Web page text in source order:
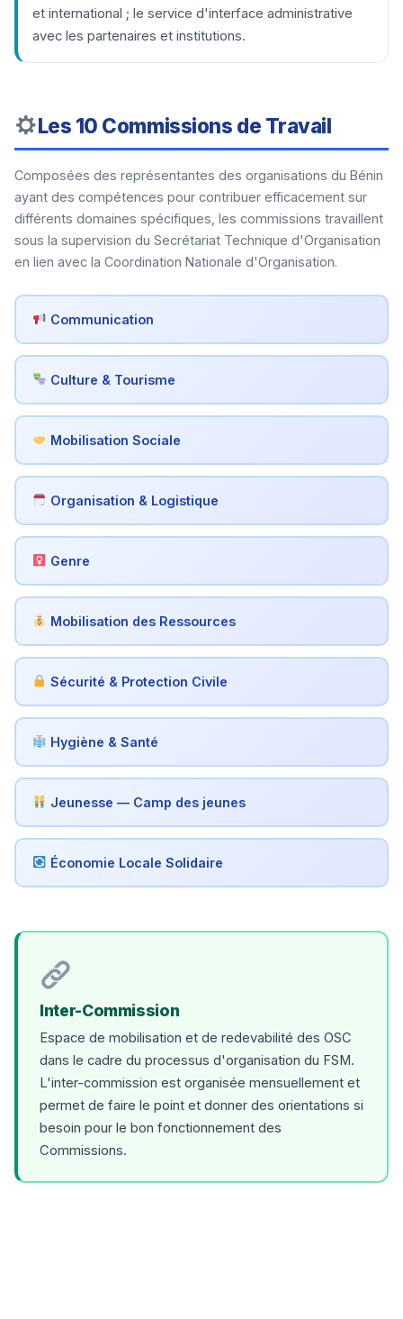
et international ; le service d'interface administrative
avec les partenaires et institutions.
Les 10 Commissions de Travail
Composées des représentantes des organisations du Bénin
ayant des compétences pour contribuer efficacement sur
différents domaines spécifiques, les commissions travaillent
sous la supervision du Secrétariat Technique d'Organisation
en lien avec la Coordination Nationale d'Organisation.
Communication
Culture & Tourisme
Mobilisation Sociale
Organisation & Logistique
Genre
Mobilisation des Ressources
Sécurité & Protection Civile
Hygiène & Santé
Jeunesse — Camp des jeunes
Économie Locale Solidaire
Inter-Commission
Espace de mobilisation et de redevabilité des OSC
dans le cadre du processus d'organisation du FSM.
L'inter-commission est organisée mensuellement et
permet de faire le point et donner des orientations si
besoin pour le bon fonctionnement des
Commissions.